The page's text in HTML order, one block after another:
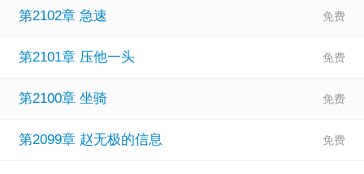
第2102章 急速
第2101章 压他一头
第2100章 坐骑
第2099章 赵无极的信息